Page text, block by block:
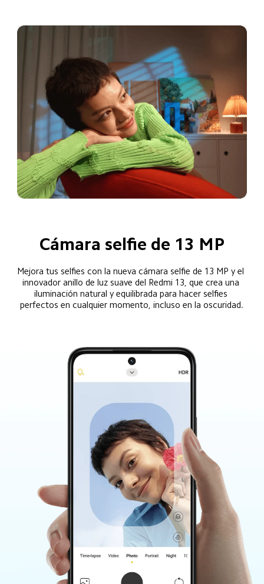
Cámara selfie de 13 MP
Mejora tus selfies con la nueva cámara selfie de 13 MP y el
innovador anillo de luz suave del Redmi 13, que crea una
iluminación natural y equilibrada para hacer selfies
perfectos en cualquier momento, incluso en la oscuridad.